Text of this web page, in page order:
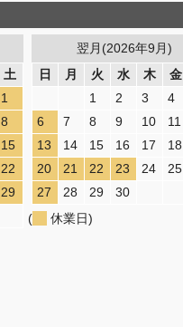
土
1
8
15
22
29
翌月(2026年9月)
日
月 火 水 木 金
1
2 3 4
6
7 8 9 10 11
13
14 15 16 17 18
20
21 22 23 24 25
27
28 29
30
(
休業日)